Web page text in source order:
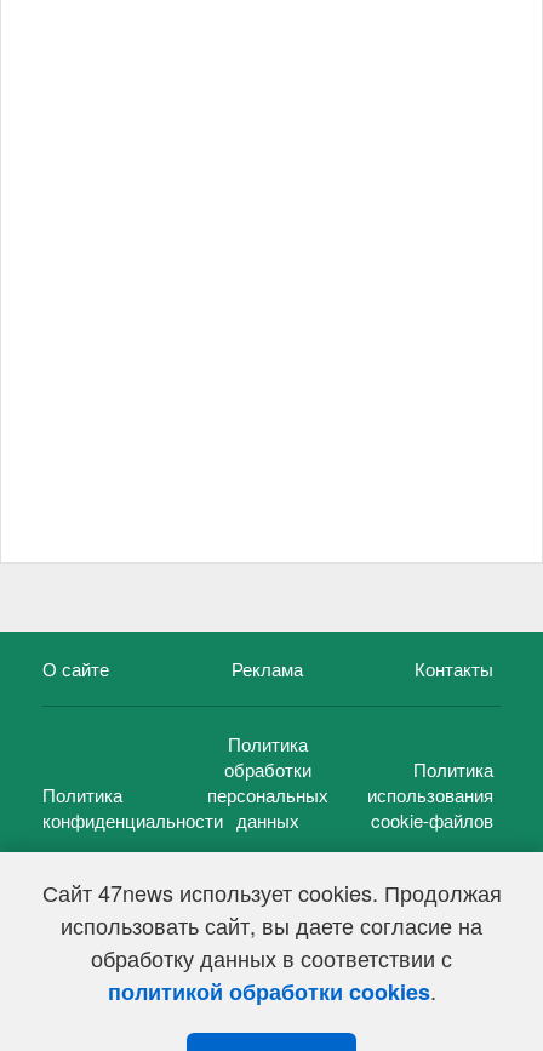
Сайт 47news использует cookies. Продолжая
использовать сайт, вы даете согласие на
обработку данных в соответствии с
политикой обработки cookies.
О сайте Реклама Контакты
Политика
конфиденциальности
Политика
обработки
персональных
данных
Политика
использования
cookie-файлов
47 новостей (47 news)2005 — 2026 г.
Свидетельство о регистрации СМИ Эл № ФС 77-39848, выдано
Федеральной службой по надзору в сфере связи,
информационных технологий и массовых коммуникаций